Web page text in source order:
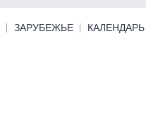
ЗАРУБЕЖЬЕ КАЛЕНДАРЬ